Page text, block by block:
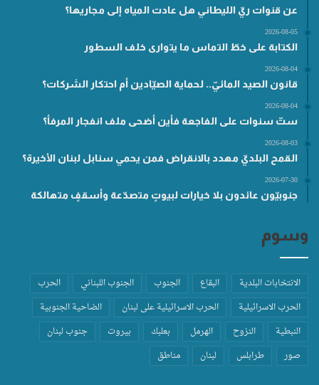
عن قنوات ريّ الليطاني هل عادت المياه إلى مجاريها؟
2026-08-05
الكتابة على خطّ التماس ما يتوارى خلف السطور
2026-08-04
قانون الصيد المائيّ.. لحماية الصيّادين أم احتكار الشركات؟
2026-08-04
ستّ سنوات على الفاجعة فأين أضحى ملف انفجار المرفأ؟
2026-08-03
القمح البلديّ مهدد بالانقراض فمن يحمي سنابل لبنان الأخيرة؟
2026-07-30
جنوبيّون عائدون بلا خيارات لبيوتٍ متصدّعة وأسقفٍ متهالكة
وسوم
الانتخابات البلدية البقاع الجنوب الجنوب اللبناني
الحرب
الحرب الاسرائيلية
الحرب الاسرائيلية على لبنان
الضاحية الجنوبية
النبطية
النزوح الهرمل بعلبك بيروت
جنوب لبنان
صور
طرابلس لبنان مناطق